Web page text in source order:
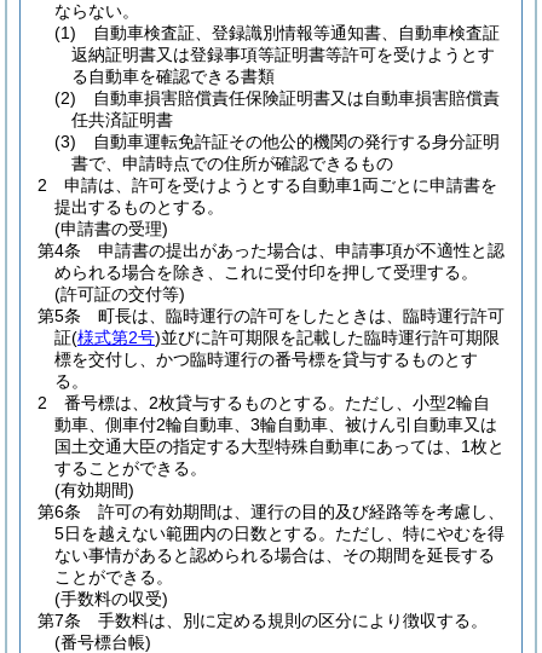
ならない。
(1)
自動車検査証、登録識別情報等通知書、自動車検査証
返納証明書又は登録事項等証明書等許可を受けようとす
る自動車を確認できる書類
(2)
自動車損害賠償責任保険証明書又は自動車損害賠償責
任共済証明書
(3)
自動車運転免許証その他公的機関の発行する身分証明
書で、申請時点での住所が確認できるもの
2
申請は、許可を受けようとする自動車1両ごとに申請書を
提出するものとする。
(申請書の受理)
第4条
申請書の提出があった場合は、申請事項が不適性と認
められる場合を除き、これに受付印を押して受理する。
(許可証の交付等)
第5条
町長は、臨時運行の許可をしたときは、臨時運行許可
証(様式第2号)並びに許可期限を記載した臨時運行許可期限
標を交付し、かつ臨時運行の番号標を貸与するものとす
る。
2
番号標は、2枚貸与するものとする。 ただし、小型2輪自
動車、側車付2輪自動車、3輪自動車、被けん引自動車又は
国土交通大臣の指定する大型特殊自動車にあっては、1枚と
することができる。
(有効期間)
第6条
許可の有効期間は、運行の目的及び経路等を考慮し、
5日を越えない範囲内の日数とする。 ただし、特にやむを得
ない事情があると認められる場合は、その期間を延長する
ことができる。
(手数料の収受)
第7条
手数料は、別に定める規則の区分により徴収する。
(番号標台帳)